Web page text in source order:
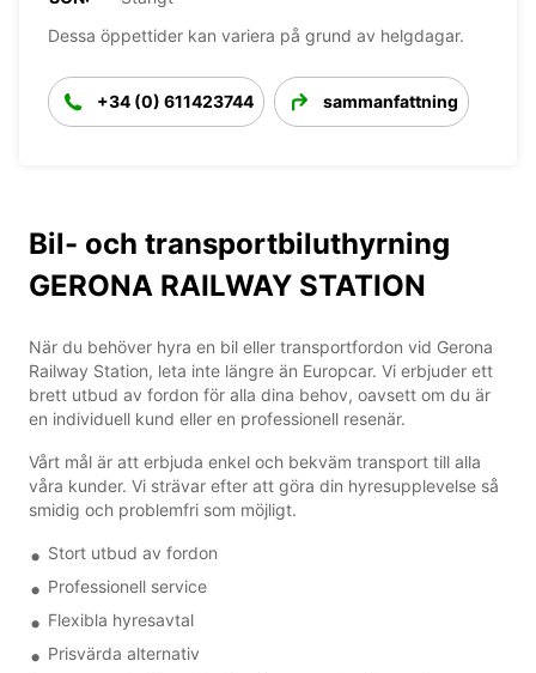
Dessa öppettider kan variera på grund av helgdagar.
+34 (0) 611423744 sammanfattning
Bil- och transportbiluthyrning
GERONA RAILWAY STATION
När du behöver hyra en bil eller transportfordon vid Gerona
Railway Station, leta inte längre än Europcar. Vi erbjuder ett
brett utbud av fordon för alla dina behov, oavsett om du är
en individuell kund eller en professionell resenär.
Vårt mål är att erbjuda enkel och bekväm transport till alla
våra kunder. Vi strävar efter att göra din hyresupplevelse så
smidig och problemfri som möjligt.
Stort utbud av fordon
Professionell service
Flexibla hyresavtal
Prisvärda alternativ